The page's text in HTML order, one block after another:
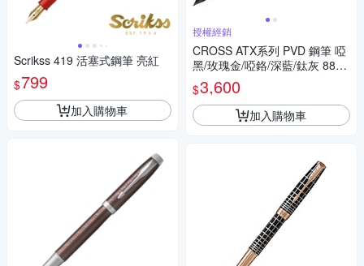
Scrikss 419 活塞式鋼筆 亮紅
$799
加入購物車
授權經銷
CROSS ATX系列 PVD 鋼筆 啞
黑/玫瑰金/啞鉻/深藍/鈦灰 886-
41/886-42/886-43/886-45/886
-46
$3,600
加入購物車